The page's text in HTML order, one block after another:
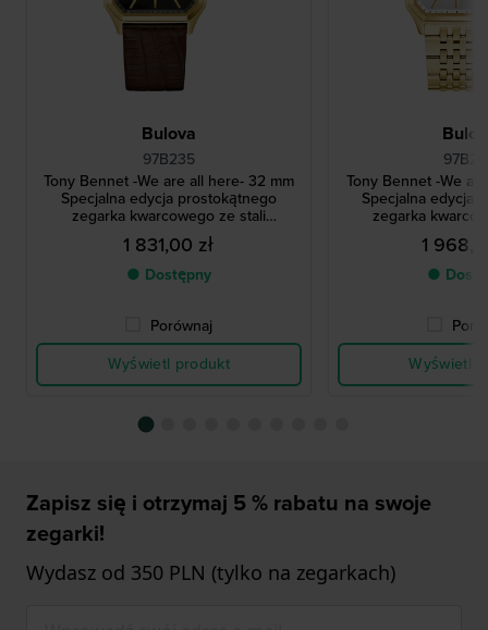
Bulova
97B235
Tony Bennet -We are all here- 32 mm
Specjalna edycja prostokątnego
zegarka kwarcowego ze stali
nierdzewnej w stylu vintage
1 831,00 zł
● Dostępny
Porównaj
Wyświetl produkt
Tony Bennet -We
Specjalna edycja
zegarka
nierdzewnej w
1
●
Wyświetl
Zapisz się i otrzymaj 5 % rabatu na swoje
zegarki!
Wydasz od 350 PLN (tylko na zegarkach)